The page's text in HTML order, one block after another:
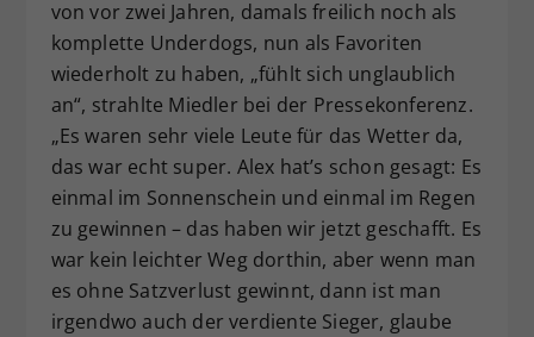
von vor zwei Jahren, damals freilich noch als
komplette Underdogs, nun als Favoriten
wiederholt zu haben, „fühlt sich unglaublich
an“, strahlte Miedler bei der Pressekonferenz.
„Es waren sehr viele Leute für das Wetter da,
das war echt super. Alex hat’s schon gesagt: Es
einmal im Sonnenschein und einmal im Regen
zu gewinnen – das haben wir jetzt geschafft. Es
war kein leichter Weg dorthin, aber wenn man
es ohne Satzverlust gewinnt, dann ist man
irgendwo auch der verdiente Sieger, glaube